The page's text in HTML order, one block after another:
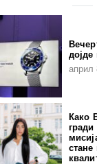
април
Како